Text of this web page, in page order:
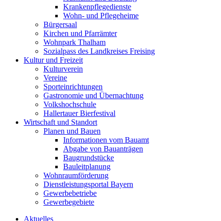
Krankenpflegedienste
Wohn- und Pflegeheime
Bürgersaal
Kirchen und Pfarrämter
Wohnpark Thalham
Sozialpass des Landkreises Freising
Kultur und Freizeit
Kulturverein
Vereine
Sporteinrichtungen
Gastronomie und Übernachtung
Volkshochschule
Hallertauer Bierfestival
Wirtschaft und Standort
Planen und Bauen
Informationen vom Bauamt
Abgabe von Bauanträgen
Baugrundstücke
Bauleitplanung
Wohnraumförderung
Dienstleistungsportal Bayern
Gewerbebetriebe
Gewerbegebiete
Aktuelles